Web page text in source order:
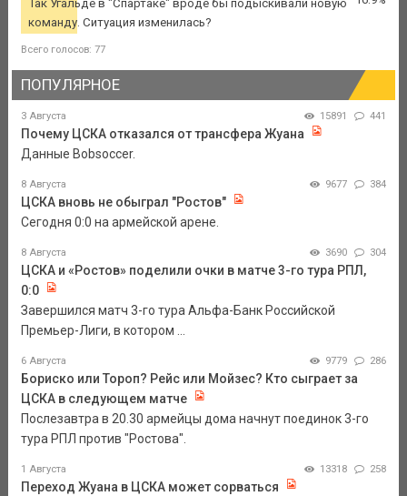
Так Угальде в "Спартаке" вроде бы подыскивали новую
команду. Ситуация изменилась?
Всего голосов: 77
ПОПУЛЯРНОЕ
3 Августа 15891 441
Почему ЦСКА отказался от трансфера Жуана
Данные Bobsoccer.
8 Августа 9677 384
ЦСКА вновь не обыграл "Ростов"
Сегодня 0:0 на армейской арене.
8 Августа 3690 304
ЦСКА и «Ростов» поделили очки в матче 3-го тура РПЛ,
0:0
Завершился матч 3-го тура Альфа-Банк Российской
Премьер-Лиги, в котором ...
6 Августа 9779 286
Бориско или Тороп? Рейс или Мойзес? Кто сыграет за
ЦСКА в следующем матче
Послезавтра в 20.30 армейцы дома начнут поединок 3-го
тура РПЛ против "Ростова".
1 Августа 13318 258
Переход Жуана в ЦСКА может сорваться